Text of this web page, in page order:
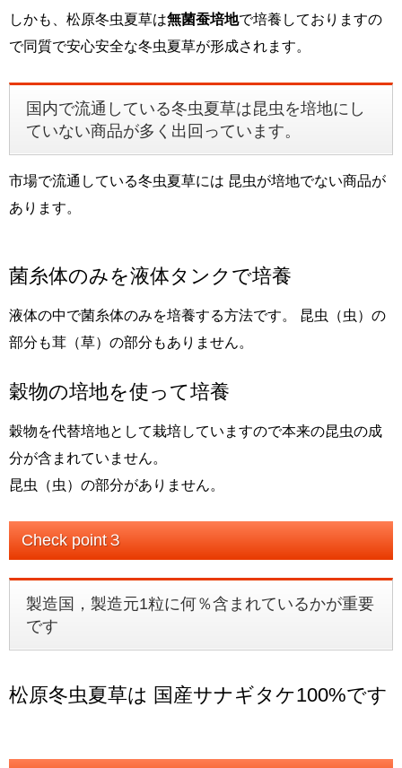
しかも、松原冬虫夏草は無菌蚕培地で培養しておりますの
で同質で安心安全な冬虫夏草が形成されます。
国内で流通している冬虫夏草は昆虫を培地にし
ていない商品が多く出回っています。
市場で流通している冬虫夏草には 昆虫が培地でない商品が
あります。
菌糸体のみを液体タンクで培養
液体の中で菌糸体のみを培養する方法です。 昆虫（虫）の
部分も茸（草）の部分もありません。
穀物の培地を使って培養
穀物を代替培地として栽培していますので本来の昆虫の成
分が含まれていません。
昆虫（虫）の部分がありません。
Check point３
製造国，製造元1粒に何％含まれているかが重要
です
松原冬虫夏草は 国産サナギタケ100%です